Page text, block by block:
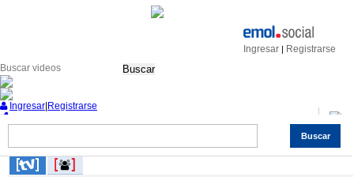
Ingresar | Registrarse
Buscar
Buscar
Ingresar Registrarse
Servicios